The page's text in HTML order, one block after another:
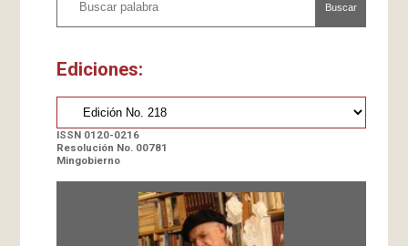
Buscar
Ediciones:
ISSN 0120-0216
Resolución No. 00781
Mingobierno